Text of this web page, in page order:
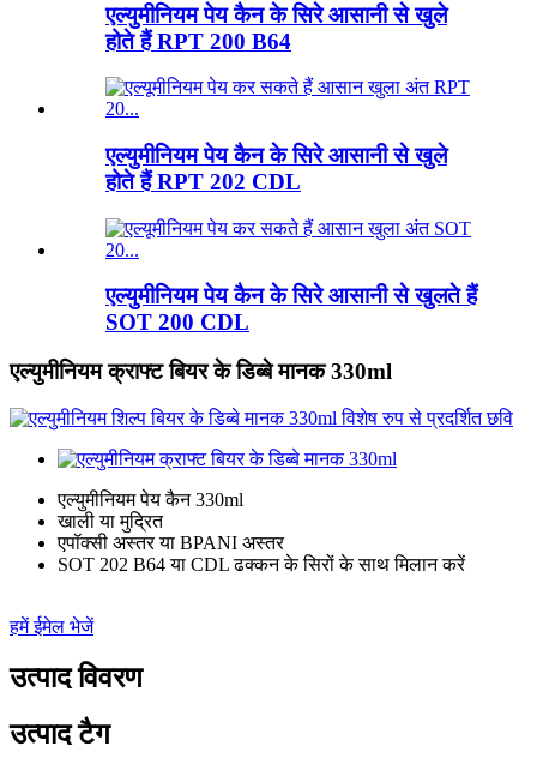
एल्युमीनियम पेय कैन के सिरे आसानी से खुले
होते हैं RPT 200 B64
एल्युमीनियम पेय कैन के सिरे आसानी से खुले
होते हैं RPT 202 CDL
एल्युमीनियम पेय कैन के सिरे आसानी से खुलते हैं
SOT 200 CDL
एल्युमीनियम क्राफ्ट बियर के डिब्बे मानक 330ml
एल्युमीनियम पेय कैन 330ml
खाली या मुद्रित
एपॉक्सी अस्तर या BPANI अस्तर
SOT 202 B64 या CDL ढक्कन के सिरों के साथ मिलान करें
हमें ईमेल भेजें
उत्पाद विवरण
उत्पाद टैग